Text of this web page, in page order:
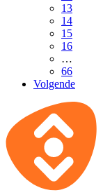
13
14
15
16
…
66
Volgende